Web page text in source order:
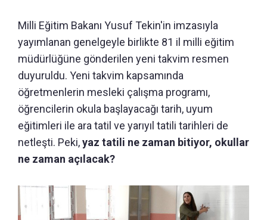
Milli Eğitim Bakanı Yusuf Tekin'in imzasıyla
yayımlanan genelgeyle birlikte 81 il milli eğitim
müdürlüğüne gönderilen yeni takvim resmen
duyuruldu. Yeni takvim kapsamında
öğretmenlerin mesleki çalışma programı,
öğrencilerin okula başlayacağı tarih, uyum
eğitimleri ile ara tatil ve yarıyıl tatili tarihleri de
netleşti. Peki,yaz tatili ne zaman bitiyor, okullar
ne zaman açılacak?